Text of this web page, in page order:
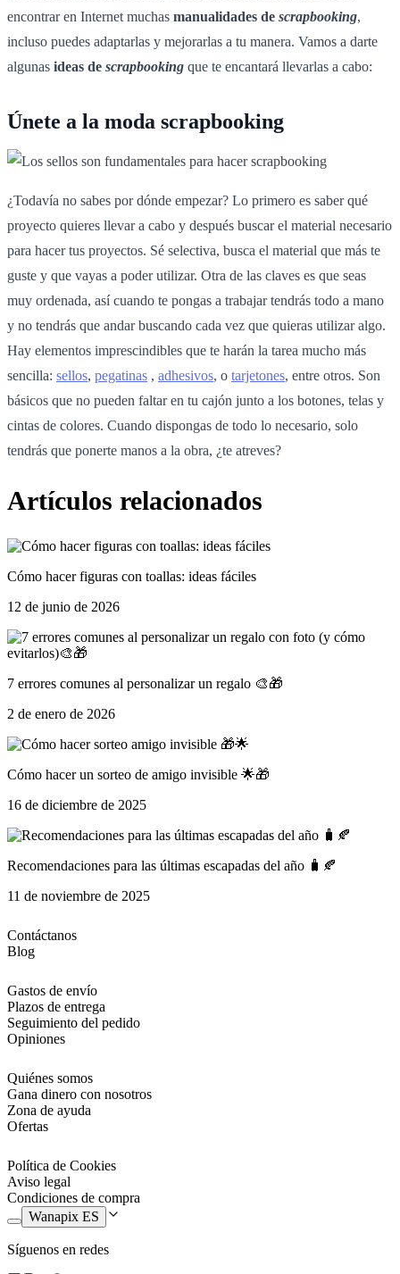
encontrar en Internet muchas manualidades de scrapbooking,
incluso puedes adaptarlas y mejorarlas a tu manera. Vamos a darte
algunas ideas de scrapbooking que te encantará llevarlas a cabo:
Únete a la moda scrapbooking
¿Todavía no sabes por dónde empezar? Lo primero es saber qué
proyecto quieres llevar a cabo y después buscar el material necesario
para hacer tus proyectos. Sé selectiva, busca el material que más te
guste y que vayas a poder utilizar. Otra de las claves es que seas
muy ordenada, así cuando te pongas a trabajar tendrás todo a mano
y no tendrás que andar buscando cada vez que quieras utilizar algo.
Hay elementos imprescindibles que te harán la tarea mucho más
sencilla: sellos, pegatinas , adhesivos, o tarjetones, entre otros. Son
básicos que no pueden faltar en tu cajón junto a los botones, telas y
cintas de colores. Cuando dispongas de todo lo necesario, solo
tendrás que ponerte manos a la obra, ¿te atreves?
Artículos relacionados
Cómo hacer figuras con toallas: ideas fáciles
12 de junio de 2026
7 errores comunes al personalizar un regalo 🎨🎁
2 de enero de 2026
Cómo hacer un sorteo de amigo invisible 🌟🎁
16 de diciembre de 2025
Recomendaciones para las últimas escapadas del año 🧳🍂
11 de noviembre de 2025
Contáctanos
Blog
Gastos de envío
Plazos de entrega
Seguimiento del pedido
Opiniones
Quiénes somos
Gana dinero con nosotros
Zona de ayuda
Ofertas
Política de Cookies
Aviso legal
Condiciones de compra
Wanapix ES
Síguenos en redes